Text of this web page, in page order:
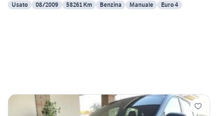
Usato
08/2009 58261 Km Benzina Manuale Euro 4